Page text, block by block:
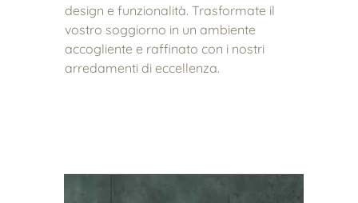
design e funzionalità. Trasformate il
vostro soggiorno in un ambiente
accogliente e raffinato con i nostri
arredamenti di eccellenza.